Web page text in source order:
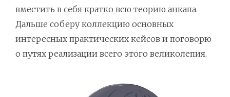
вместить в себя кратко всю теорию анкапа.
Дальше соберу коллекцию основных
интересных практических кейсов и поговорю
о путях реализации всего этого великолепия.